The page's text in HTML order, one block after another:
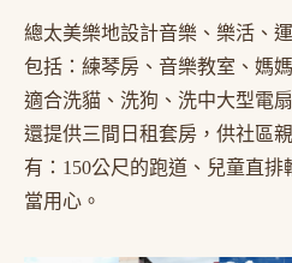
總太美樂地設計音樂、樂活、
包括：練琴房、音樂教室、媽
適合洗貓、洗狗、洗中大型電
還提供三間日租套房，供社區
有：150公尺的跑道、兒童直
當用心。